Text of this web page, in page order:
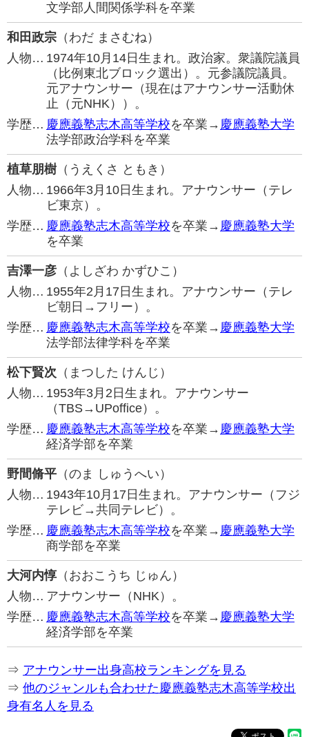
文学部人間関係学科を卒業
和田政宗 （わだ まさむね）
人物… 1974年10月14日生まれ。政治家。衆議院議員
（比例東北ブロック選出）。元参議院議員。
元アナウンサー（現在はアナウンサー活動休
止（元NHK））。
学歴… 慶應義塾志木高等学校を卒業→ 慶應義塾大学
法学部政治学科を卒業
植草朋樹（うえくさ ともき）
人物… 1966年3月10日生まれ。アナウンサー（テレ
ビ東京）。
学歴… 慶應義塾志木高等学校を卒業→ 慶應義塾大学
を卒業
吉澤一彦 （よしざわ かずひこ）
人物… 1955年2月17日生まれ。アナウンサー（テレ
ビ朝日→フリー）。
学歴… 慶應義塾志木高等学校を卒業→ 慶應義塾大学
法学部法律学科を卒業
松下賢次 （まつした けんじ）
人物… 1953年3月2日生まれ。アナウンサー
（TBS→UPoffice）。
学歴… 慶應義塾志木高等学校を卒業→ 慶應義塾大学
経済学部を卒業
野間脩平 （のま しゅうへい）
人物… 1943年10月17日生まれ。アナウンサー（フジ
テレビ→共同テレビ）。
学歴… 慶應義塾志木高等学校を卒業→ 慶應義塾大学
商学部を卒業
大河内惇（おおこうち じゅん）
人物… アナウンサー（NHK）。
学歴… 慶應義塾志木高等学校を卒業→ 慶應義塾大学
経済学部を卒業
⇒ アナウンサー出身高校ランキングを見る
⇒ 他のジャンルも合わせた慶應義塾志木高等学校出
身有名人を見る